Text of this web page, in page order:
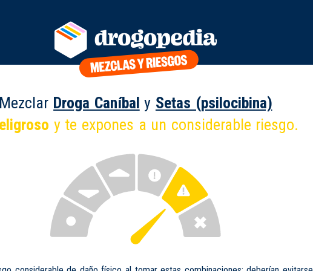
Mezclar Droga Caníbal y Setas (psilocibina)
y te expones a un considerable riesgo.